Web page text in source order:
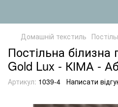
Домашній текстиль
Постільна
Gold Lux - КІМА -
Артикул: 1039-4 Написати